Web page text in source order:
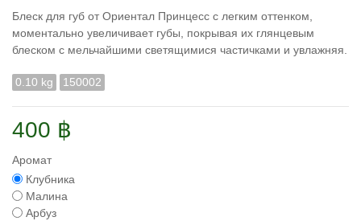
Блеск для губ от Ориентал Принцесс с легким оттенком,
моментально увеличивает губы, покрывая их глянцевым
блеском с мельчайшими светящимися частичками и увлажняя.
0.10 kg 150002
400 ฿
Аромат
Клубника
Малина
Арбуз